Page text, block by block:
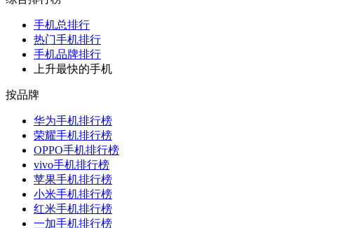
手机总排行
热门手机排行
手机品牌排行
上升最快的手机
按品牌
华为手机排行榜
荣耀手机排行榜
OPPO手机排行榜
vivo手机排行榜
苹果手机排行榜
小米手机排行榜
红米手机排行榜
一加手机排行榜